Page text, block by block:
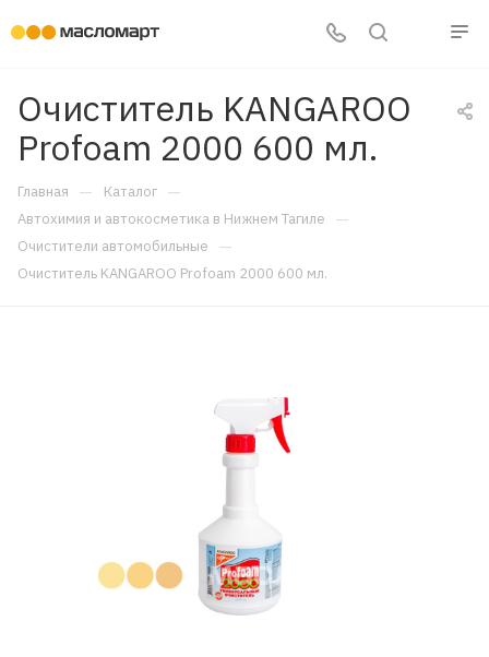
Очиститель KANGAROO
Profoam 2000 600 мл.
Главная — Каталог —
Автохимия и автокосметика в Нижнем Тагиле —
Очистители автомобильные —
Очиститель KANGAROO Profoam 2000 600 мл.